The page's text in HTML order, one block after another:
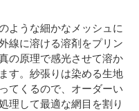
ような細かなメッシュに
線に溶ける溶剤をプリン
の原理で感光させて溶か
す。紗張りは染める生地
てくるので、オーダーい
理して最適な網目を割り